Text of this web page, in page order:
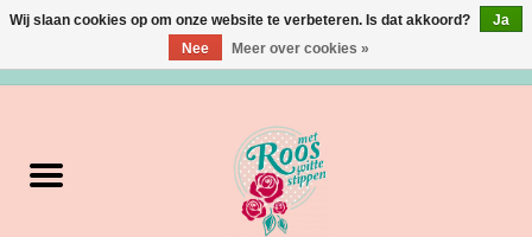
Verzorging
Wij slaan cookies op om onze website te verbeteren. Is dat akkoord?
Ja
Nee
Meer over cookies »